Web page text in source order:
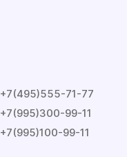
+7(495)555-71-77
+7(995)300-99-11
+7(995)100-99-11